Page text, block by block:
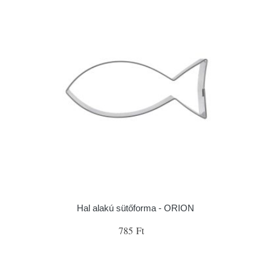
Hal alakú sütőforma - ORION
785 Ft